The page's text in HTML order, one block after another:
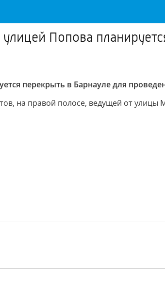
Попова
перекрыть в Барнауле для
на правой полосе, ведущей от